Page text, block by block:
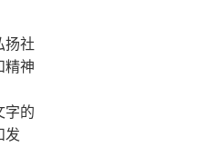
扬社
精神
字的
发